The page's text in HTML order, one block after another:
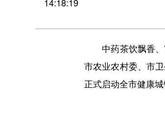
中药茶饮飘香、
市农业农村委、市
正式启动全市健康